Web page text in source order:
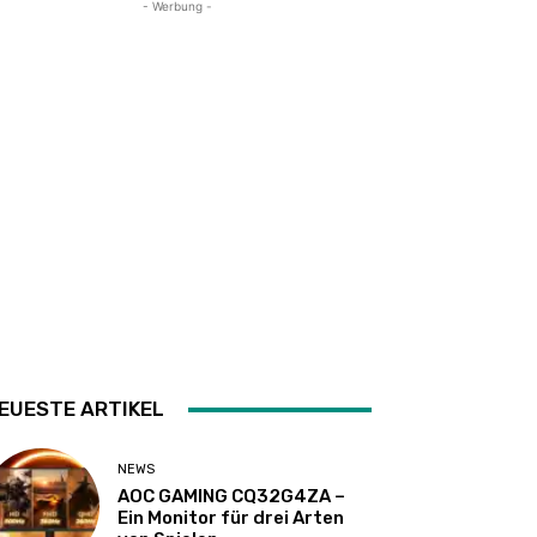
- Werbung -
ARTIKEL
NEWS
AOC GAMING CQ32G4ZA –
Ein Monitor für drei Arten